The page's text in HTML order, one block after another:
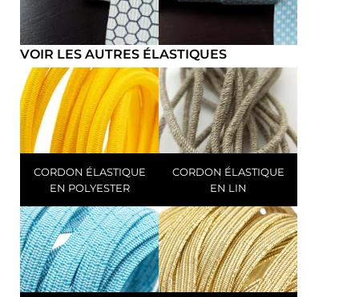
VOIR LES AUTRES ÉLASTIQUES
CORDON ÉLASTIQUE
EN POLYESTER
CORDON ÉLASTIQUE
EN LIN